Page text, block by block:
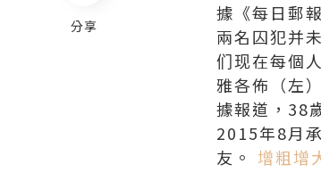
據《每日郵
兩名囚犯并
们现在每個
雅各佈（左
據報道，38
2015年8月
友。 增粗增
分享